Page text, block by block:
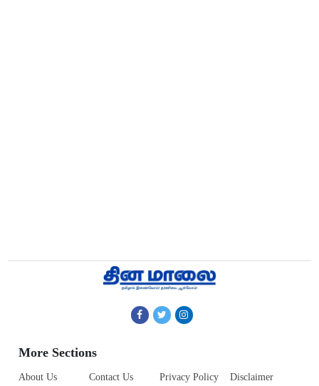
More Sections
About Us Contact Us Privacy Policy Disclaimer